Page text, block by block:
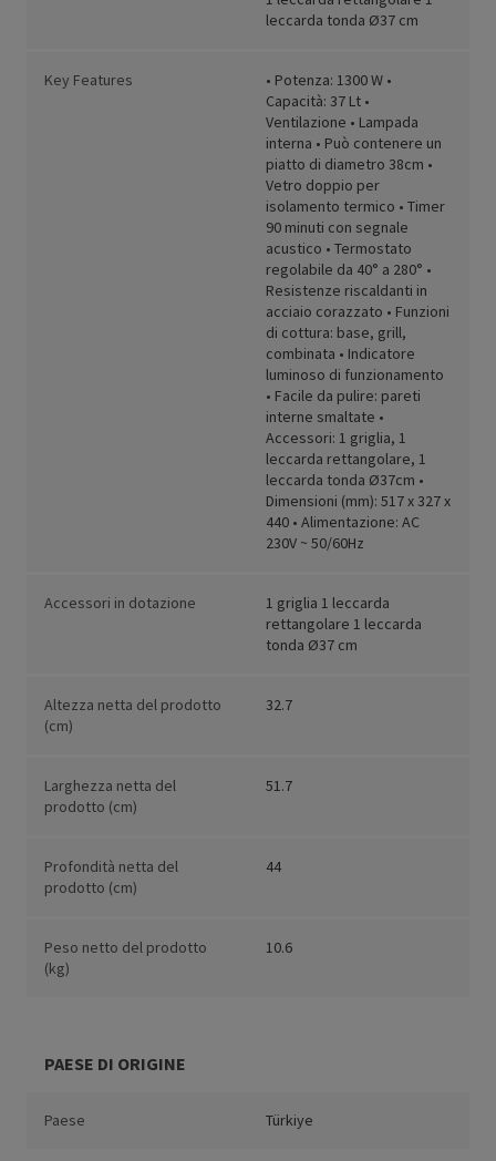
leccarda tonda Ø37 cm
Key Features
• Potenza: 1300 W •
Capacità: 37 Lt •
Ventilazione • Lampada
interna • Può contenere un
piatto di diametro 38cm •
Vetro doppio per
isolamento termico • Timer
90 minuti con segnale
acustico • Termostato
regolabile da 40° a 280° •
Resistenze riscaldanti in
acciaio corazzato • Funzioni
di cottura: base, grill,
combinata • Indicatore
luminoso di funzionamento
• Facile da pulire: pareti
interne smaltate •
Accessori: 1 griglia, 1
leccarda rettangolare, 1
leccarda tonda Ø37cm •
Dimensioni (mm): 517 x 327 x
440 • Alimentazione: AC
230V ~ 50/60Hz
Accessori in dotazione
1 griglia 1 leccarda
rettangolare 1 leccarda
tonda Ø37 cm
Altezza netta del prodotto
(cm)
32.7
Larghezza netta del
prodotto (cm)
51.7
Profondità netta del
prodotto (cm)
44
Peso netto del prodotto
(kg)
10.6
PAESE DI ORIGINE
Paese Türkiye